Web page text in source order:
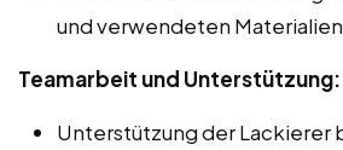
und verwendeten
Teamarbeit und Unterstützung:
Unterstützung der Lackierer